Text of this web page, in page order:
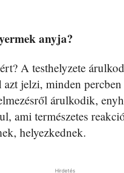
anyja?
A testhelyzete
jelzi, minden
árulkodik,
ami természetes
helyezkednek.
Hirdetés